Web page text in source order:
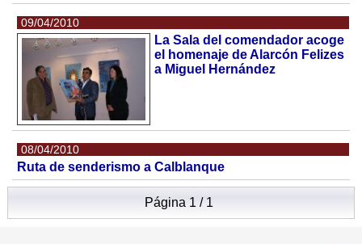
09/04/2010
La Sala del comendador acoge
el homenaje de Alarcón Felizes
a Miguel Hernández
08/04/2010
Ruta de senderismo a Calblanque
Página 1 / 1